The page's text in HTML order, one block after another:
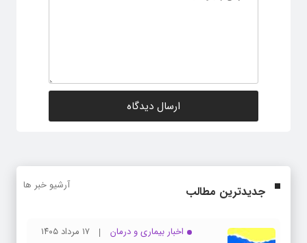
جدیدترین مطالب آرشیو خبر ها
اخبار بیماری و درمان
۱۷ مرداد ۱۴۰۵